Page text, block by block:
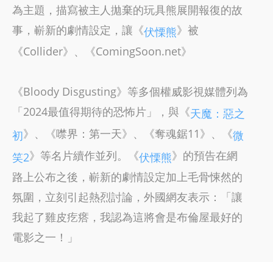
為主題，描寫被主人拋棄的玩具熊展開報復的故
事，嶄新的劇情設定，讓《伏慄熊》被
《Collider》、《ComingSoon.net》
《Bloody Disgusting》等多個權威影視媒體列為
「2024最值得期待的恐怖片」，與《天魔：惡之
初》、《噤界：第一天》、《奪魂鋸11》、《微
笑2》等名片續作並列。《伏慄熊》的預告在網
路上公布之後，嶄新的劇情設定加上毛骨悚然的
氛圍，立刻引起熱烈討論，外國網友表示：「讓
我起了雞皮疙瘩，我認為這將會是布倫屋最好的
電影之一！」